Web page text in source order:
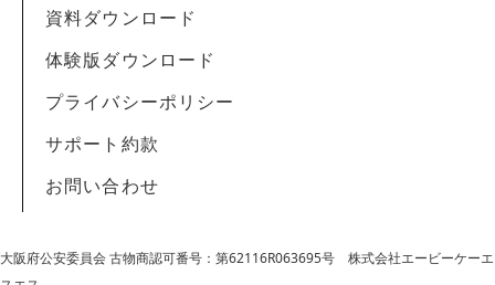
資料ダウンロード
体験版ダウンロード
プライバシーポリシー
サポート約款
お問い合わせ
大阪府公安委員会 古物商認可番号：第62116R063695号 株式会社エービーケーエ